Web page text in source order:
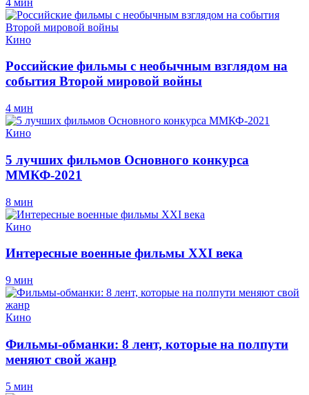
Кино
Российские фильмы с необычным взглядом на
события Второй мировой войны
4 мин
Кино
5 лучших фильмов Основного конкурса
ММКФ-2021
8 мин
Кино
Интересные военные фильмы XXI века
9 мин
Кино
Фильмы-обманки: 8 лент, которые на полпути
меняют свой жанр
5 мин